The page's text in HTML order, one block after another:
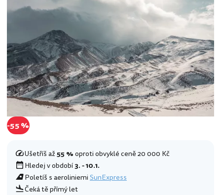
-55 %
Ušetříš až55 %oproti obvyklé ceně 20 000 Kč
Hledej v období3. - 10.1.
Poletíš s aeroliniemiSunExpress
Čeká tě přímý let